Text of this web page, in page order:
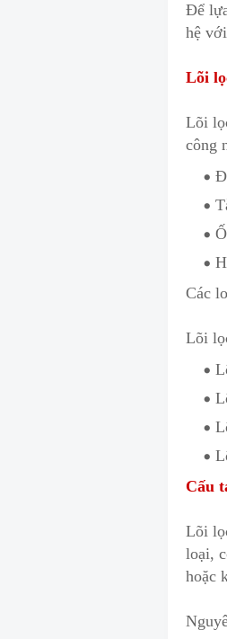
Để
hệ
Lõi
Lõi
công
Các
Lõi
Cấu
Lõi
loại,
hoặc